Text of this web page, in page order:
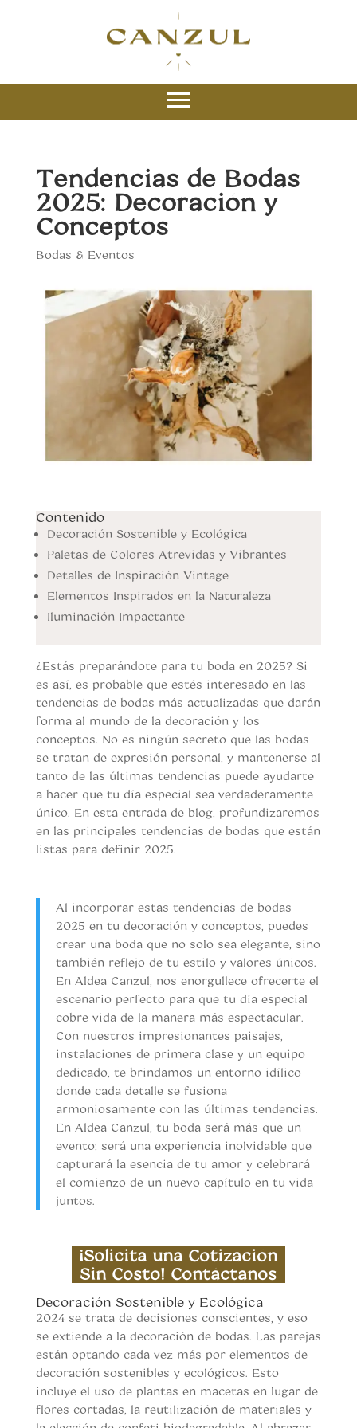
Tendencias de Bodas
2025: Decoración y
Conceptos
Bodas & Eventos
Contenido
Decoración Sostenible y Ecológica
Paletas de Colores Atrevidas y Vibrantes
Detalles de Inspiración Vintage
Elementos Inspirados en la Naturaleza
Iluminación Impactante
¿Estás preparándote para tu boda en 2025? Si
es así, es probable que estés interesado en las
tendencias de bodas más actualizadas que darán
forma al mundo de la decoración y los
conceptos. No es ningún secreto que las bodas
se tratan de expresión personal, y mantenerse al
tanto de las últimas tendencias puede ayudarte
a hacer que tu día especial sea verdaderamente
único. En esta entrada de blog, profundizaremos
en las principales tendencias de bodas que están
listas para definir 2025.
Al incorporar estas tendencias de bodas
2025 en tu decoración y conceptos, puedes
crear una boda que no solo sea elegante, sino
también reflejo de tu estilo y valores únicos.
En Aldea Canzul, nos enorgullece ofrecerte el
escenario perfecto para que tu día especial
cobre vida de la manera más espectacular.
Con nuestros impresionantes paisajes,
instalaciones de primera clase y un equipo
dedicado, te brindamos un entorno idílico
donde cada detalle se fusiona
armoniosamente con las últimas tendencias.
En Aldea Canzul, tu boda será más que un
evento; será una experiencia inolvidable que
capturará la esencia de tu amor y celebrará
el comienzo de un nuevo capítulo en tu vida
juntos.
¡Solicita una Cotización
Sin Costo! Contáctanos
Decoración Sostenible y Ecológica
2024 se trata de decisiones conscientes, y eso
se extiende a la decoración de bodas. Las parejas
están optando cada vez más por elementos de
decoración sostenibles y ecológicos. Esto
incluye el uso de plantas en macetas en lugar de
flores cortadas, la reutilización de materiales y